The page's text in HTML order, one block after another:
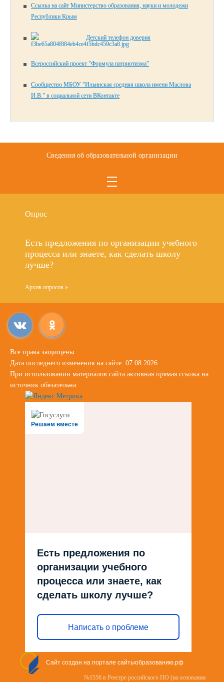
Ссылка на сайт Министерство образования, науки и молодежи
Республики Крым
Детский телефон доверия
Всероссийский проект "Формула патриотизма"
Сообщество МБОУ "Ильинская средняя школа имени Маслова
И.В." в социальной сети ВКонтакте
Сведения об образовательной организации
Опрос
Есть предложения по организации учебного
процесса или знаете, как сделать школу
лучше?
Архив опросов »
Все права защищены.
Дата последнего изменения на сайте: 07.08.2026
При использовании материалов сайта активная прямая ссылка на
источник обязательна
Решаем вместе
Есть предложения по
организации учебного
процесса или знаете, как
сделать школу лучше?
Написать о проблеме
Сайт создан на портале сайтыобразованию.рф
№1556 в Реестре российского ПО (на основании